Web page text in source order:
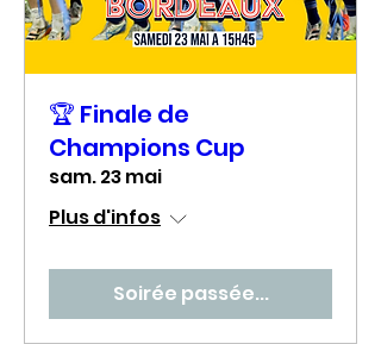
🏆 Finale de
Champions Cup
sam. 23 mai
Plus d'infos
Soirée passée...